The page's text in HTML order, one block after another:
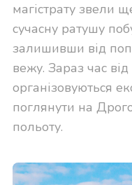
магістрату звели
сучасну ратушу
залишивши від
вежу. Зараз час від
організовуються
поглянути на
польоту.